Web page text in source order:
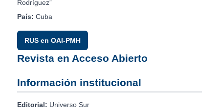
Rodríguez”
País: Cuba
RUS en OAI-PMH
Revista en Acceso Abierto
Información institucional
Editorial: Universo Sur